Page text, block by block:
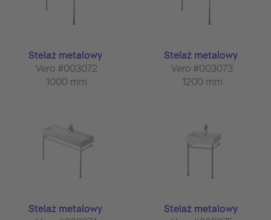
Stelaż metalowy
Vero #003072
1000 mm
Stelaż metalowy
Vero #003073
1200 mm
Stelaż metalowy
Stelaż metalowy